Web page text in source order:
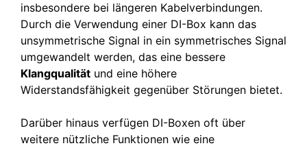
insbesondere bei längeren Kabelverbindungen.
Durch die Verwendung einer DI-Box kann das
unsymmetrische Signal in ein symmetrisches Signal
umgewandelt werden, das eine bessere
Klangqualität und eine höhere
Widerstandsfähigkeit gegenüber Störungen bietet.
Darüber hinaus verfügen DI-Boxen oft über
weitere nützliche Funktionen wie eine